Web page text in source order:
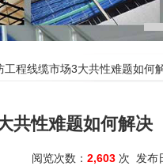
工程线缆市场3大共性难题如何
共性难题如何解决
阅览次数： 2,603 次 发布